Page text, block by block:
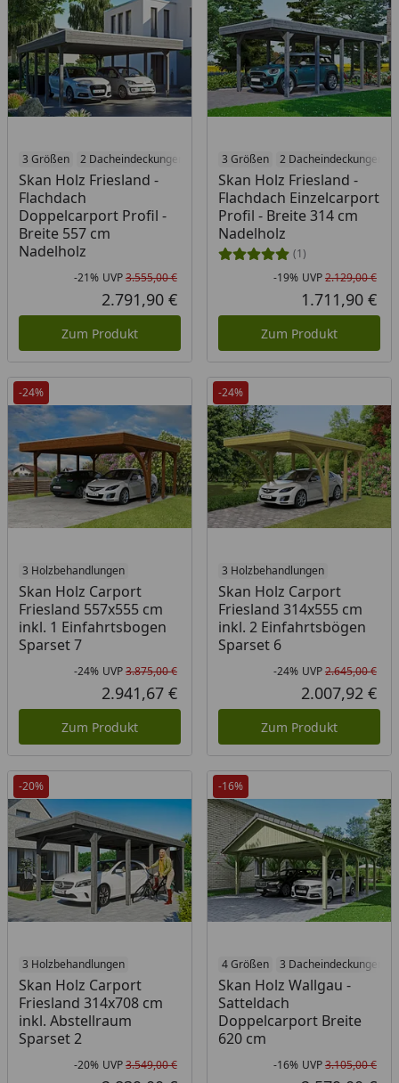
3 Größen 2 Dacheindeckungen 3 Holzbehandlungen
Skan Holz Friesland -
Flachdach
Doppelcarport Profil -
Breite 557 cm
Nadelholz
Rabatt in Prozent
-21%
Ursprünglicher Preis
UVP3.555,00 €
Aktueller Preis
2.791,90 €
Zum Produkt
3 Größen 2 Dacheindeckungen
Skan Holz Friesland -
Flachdach Einzelcarport
Profil - Breite 314 cm
Nadelholz
(1)
-19% UVP2.129,00 €
1.711,90 €
Zum Produkt
-24%
3 Holzbehandlungen
Skan Holz Carport
Friesland 557x555 cm
inkl. 1 Einfahrtsbogen
Sparset 7
Rabatt in Prozent
-24%
Ursprünglicher Preis
UVP3.875,00 €
Aktueller Preis
2.941,67 €
Zum Produkt
-24%
3 Holzbehandlungen
Skan Holz Carport
Friesland 314x555 cm
inkl. 2 Einfahrtsbögen
Sparset 6
-24% UVP2.645,00 €
2.007,92 €
Zum Produkt
-20%
3 Holzbehandlungen
Skan Holz Carport
Friesland 314x708 cm
inkl. Abstellraum
Sparset 2
Rabatt in Prozent
-20%
Ursprünglicher Preis
UVP3.549,00 €
-16%
4 Größen 3 Dacheindeckungen
Skan Holz Wallgau -
Satteldach
Doppelcarport Breite
620 cm
-16% UVP3.105,00 €